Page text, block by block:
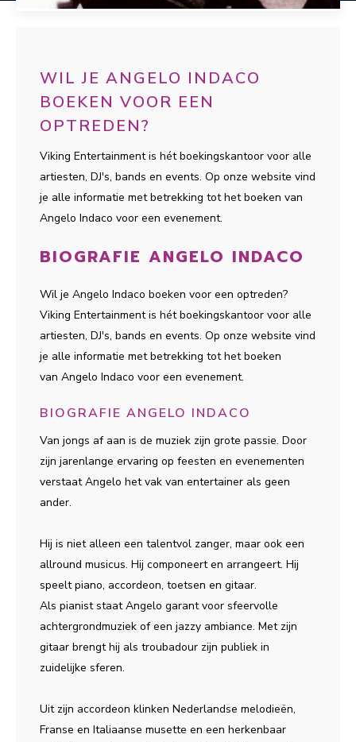
WIL JE ANGELO INDACO
BOEKEN VOOR EEN
OPTREDEN?
Viking Entertainment is hét boekingskantoor voor alle
artiesten, DJ's, bands en events. Op onze website vind
je alle informatie met betrekking tot het boeken van
Angelo Indaco voor een evenement.
BIOGRAFIE ANGELO INDACO
Wil je Angelo Indaco boeken voor een optreden?
Viking Entertainment is hét boekingskantoor voor alle
artiesten, DJ's, bands en events. Op onze website vind
je alle informatie met betrekking tot het boeken
van Angelo Indaco voor een evenement.
BIOGRAFIE ANGELO INDACO
Van jongs af aan is de muziek zijn grote passie. Door
zijn jarenlange ervaring op feesten en evenementen
verstaat Angelo het vak van entertainer als geen
ander.
Hij is niet alleen een talentvol zanger, maar ook een
allround musicus. Hij componeert en arrangeert. Hij
speelt piano, accordeon, toetsen en gitaar.
Als pianist staat Angelo garant voor sfeervolle
achtergrondmuziek of een jazzy ambiance. Met zijn
gitaar brengt hij als troubadour zijn publiek in
zuidelijke sferen.
Uit zijn accordeon klinken Nederlandse melodieën,
Franse en Italiaanse musette en een herkenbaar